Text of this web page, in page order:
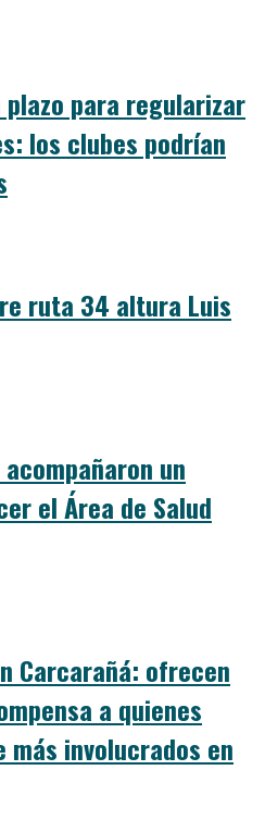
para regularizar
los clubes podrían
ruta 34 altura Luis
un
el Área de Salud
Carcarañá: ofrecen
a quienes
involucrados en